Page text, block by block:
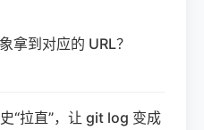
拿到对应的 URL？
“拉直”，让 git log 变成